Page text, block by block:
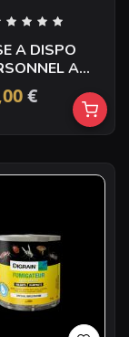
A DISPO
A
L’HEURE
€